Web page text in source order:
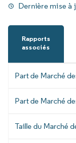
Dernière mise à
Rapports
associés
Part de Marché
Part de Marché
Taille du Marché